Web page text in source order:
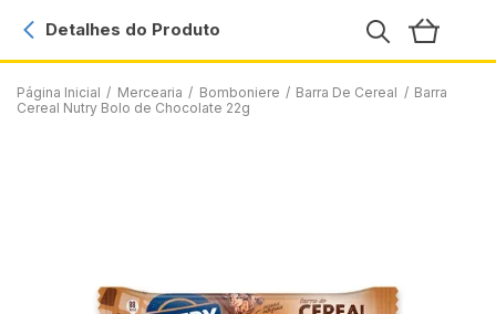
Página Inicial / Mercearia / Bomboniere / Barra De Cereal / Barra
Cereal Nutry Bolo de Chocolate 22g
Detalhes do Produto